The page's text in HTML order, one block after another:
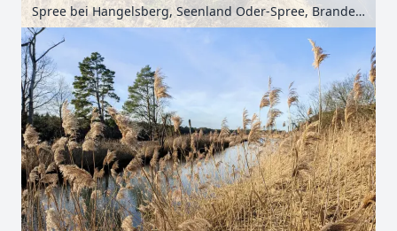
Spree bei Hangelsberg, Seenland Oder-Spree, Brandenburg, Deutschland